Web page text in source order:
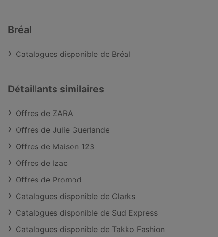
Bréal
Catalogues disponible de Bréal
Détaillants similaires
Offres de ZARA
Offres de Julie Guerlande
Offres de Maison 123
Offres de Izac
Offres de Promod
Catalogues disponible de Clarks
Catalogues disponible de Sud Express
Catalogues disponible de Takko Fashion